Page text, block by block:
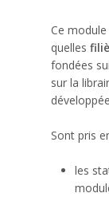
Ce
quelles
fondées
sur la
Sont pris
les